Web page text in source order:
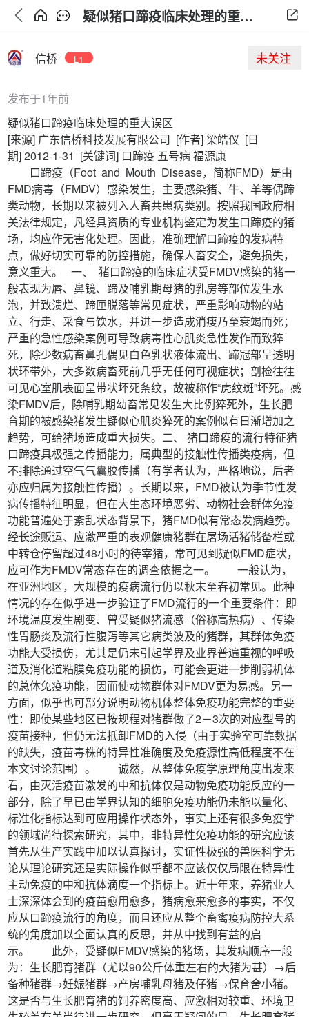
疑似猪口蹄疫临床处理的重大误区
信桥 L1 未关注
发布于1年前
疑似猪口蹄疫临床处理的重大误区
[来源] 广东信桥科技发展有限公司 [作者] 梁皓仪 [日
期] 2012-1-31 [关键词] 口蹄疫 五号病 福源康
口蹄疫（Foot and Mouth Disease，简称FMD）是由
FMD病毒（FMDV）感染发生，主要感染猪、牛、羊等偶蹄
类动物，长期以来被列入人畜共患病类别。按照我国政府相
关法律规定，凡经具资质的专业机构鉴定为发生口蹄疫的猪
场，均应作无害化处理。因此，准确理解口蹄疫的发病特
点，做好切实可靠的防控措施，确保人畜安全，避免损失，
意义重大。 一、 猪口蹄疫的临床症状受FMDV感染的猪一
般表现为唇、鼻镜、蹄及哺乳期母猪的乳房等部位发生水
泡，并致溃烂、蹄匣脱落等常见症状，严重影响动物的站
立、行走、采食与饮水，并进一步造成消瘦乃至衰竭而死；
严重的急性感染案例可导致病毒性心肌炎急性发作而致猝
死，除少数病畜鼻孔偶见白色乳状液体流出、蹄冠部呈透明
状环带外，大多数病畜死前几乎无任何可视症状；剖检往往
可见心室肌表面呈带状坏死条纹，故被称作“虎纹斑”坏死。感
染FMDV后，除哺乳期幼畜常见发生大比例猝死外，生长肥
育期的被感染猪发生疑似心肌炎猝死的案例似有日渐增加之
趋势，可给猪场造成重大损失。二、 猪口蹄疫的流行特征猪
口蹄疫具极强之传播能力，属典型的接触性传播类疫病，但
不排除通过空气气囊胶传播（有学者认为，严格地说，后者
亦应归属为接触性传播）。长期以来，FMD被认为季节性发
病传播特征明显，但在大生态环境恶劣、动物社会群体免疫
功能普遍处于紊乱状态背景下，猪FMD似有常态发病趋势。
经长途贩运、应激严重的表观健康猪群在屠场活猪储备栏或
中转仓停留超过48小时的待宰猪，常可见到疑似FMD症状，
应可作为FMDV常态存在的调查依据之一。 一般认为，
在亚洲地区，大规模的疫病流行仍以秋末至春初常见。此种
情况的存在似乎进一步验证了FMD流行的一个重要条件：即
环境温度发生剧变、曾受疑似猪流感（俗称高热病）、传染
性胃肠炎及流行性腹泻等其它病类波及的猪群，其群体免疫
功能大受损伤，尤其是仍未引起学界及业界普遍重视的呼吸
道及消化道粘膜免疫功能的损伤，可能会更进一步削弱机体
的总体免疫功能，因而使动物群体对FMDV更为易感。另一
方面，似乎也可部分说明动物机体整体免疫功能完整的重要
性：即使某些地区已按规程对猪群做了2－3次的对应型号的
疫苗接种，但仍无法抵卸FMD的入侵（由于实验室可靠数据
的缺失，疫苗毒株的特异性准确度及免疫源性高低程度不在
本文讨论范围）。 诚然，从整体免疫学原理角度出发来
看，由灭活疫苗激发的中和抗体仅是动物免疫功能反应的一
部分，除了早已由学界认知的细胞免疫功能仍未能以量化、
标准化指标达到可应用操作状态外，事实上还有很多免疫学
的领域尚待探索研究，其中，非特异性免疫功能的研究应该
首先从生产实践中加以认真探讨，实证性极强的兽医科学无
论从理论研究还是实际操作似乎都不应该仅仅局限在特异性
主动免疫的中和抗体滴度一个指标上。近十年来，养猪业人
士深深体会到的疫苗愈用愈多，猪病愈来愈多的事实，不仅
应从口蹄疫流行的角度，而且还应从整个畜禽疫病防控大系
统的角度加以全面认真的反思，并从中找到有益的启
示。 此外，受疑似FMDV感染的猪场，其发病顺序一般
为：生长肥育猪群（尤以90公斤体重左右的大猪为甚）→后
备种猪群→妊娠猪群→产房哺乳母猪及仔猪→保育舍小猪。
这是否与生长肥育猪的饲养密度高、应激相对较重、环境卫